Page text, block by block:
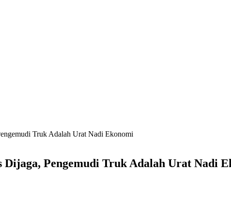
Truk Adalah Urat Nadi Ekonomi
Pengemudi Truk Adalah Urat Nadi